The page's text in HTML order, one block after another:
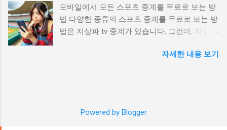
캐치볼, 던지기, 타격 연습 등을 통해 기본적인 기술을 익힙니다.
신체 발달: 다양한 운동을 통해 전반적인 신체 능력을 향상시킵
니다. 유연성, 근력, 지구력을 기르는 것이 중요합니다. 팀워크:
팀 스포츠인 야구의 특성상, 팀원들과의 협력과 소통을 배우는
것이 중요합니다. 초등학교 고학년 (10세~12세) ...
도 제약이 생길 수 있습니다. 개인 조건에 따른
테니스 라켓 선택 기준 나이에 따른 라켓 선택
어린이 및 청소년 (10-16세) 어린이와 청소년은
성장 중이므로 가벼우면서도 조작이 쉬운 라켓
을 선택해야 합니다. 무게는 250-280g 정도가 적
40세) 성인 초보자의 경우 파워와 컨트롤의 균
모바일에서 모든 스포츠 중계를 무료로 보는 방
법 다양한 종류의 스포츠 중계를 무료로 보는 방
법은 지상파 tv 중계가 있습니다. 그런데, 지상파
중계를 볼 수 있다면 참으로 편리할 겁니다. 요
가기 메이저리그, 일본 프로야구, 한국프로야구,
자세한 내용 보기
Powered by Blogger